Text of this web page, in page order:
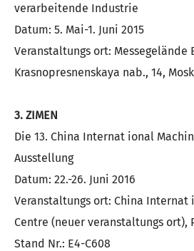
verarbeitende Industrie
Datum: 5. Mai-1. Juni 2015
Veranstaltungs ort: Messegelände
Krasnopresnenskaya nab., 14,
3. ZIMEN
Die 13. China Internat ional
Ausstellung
Datum: 22.-26. Juni 2016
Veranstaltungs ort: China
Centre (neuer veranstaltungs ort),
Stand Nr.: E4-C608